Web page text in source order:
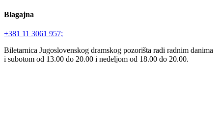
Blagajna
+381 11 3061 957;
Biletarnica Jugoslovenskog dramskog pozorišta radi radnim danima
i subotom od 13.00 do 20.00 i nedeljom od 18.00 do 20.00.